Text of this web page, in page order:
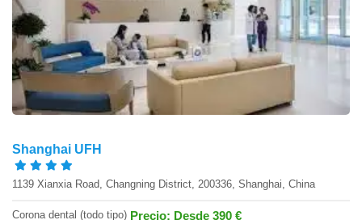
Shanghai UFH
1139 Xianxia Road, Changning District, 200336, Shanghai, China
Corona dental (todo tipo) Precio: Desde 390 €